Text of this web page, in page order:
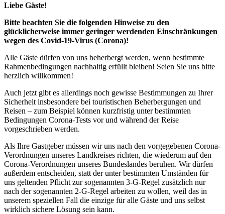
Liebe Gäste!
Bitte beachten Sie die folgenden Hinweise zu den
glücklicherweise immer geringer werdenden Einschränkungen
wegen des Covid-19-Virus (Corona)!
Alle Gäste dürfen von uns beherbergt werden, wenn bestimmte
Rahmenbedingungen nachhaltig erfüllt bleiben! Seien Sie uns bitte
herzlich willkommen!
Auch jetzt gibt es allerdings noch gewisse Bestimmungen zu Ihrer
Sicherheit insbesondere bei touristischen Beherbergungen und
Reisen – zum Beispiel können kurzfristig unter bestimmten
Bedingungen Corona-Tests vor und während der Reise
vorgeschrieben werden.
Als Ihre Gastgeber müssen wir uns nach den vorgegebenen Corona-
Verordnungen unseres Landkreises richten, die wiederum auf den
Corona-Verordnungen unseres Bundeslandes beruhen. Wir dürfen
außerdem entscheiden, statt der unter bestimmten Umständen für
uns geltenden Pflicht zur sogenannten 3-G-Regel zusätzlich nur
nach der sogenannten 2-G-Regel arbeiten zu wollen, weil das in
unserem speziellen Fall die einzige für alle Gäste und uns selbst
wirklich sichere Lösung sein kann.